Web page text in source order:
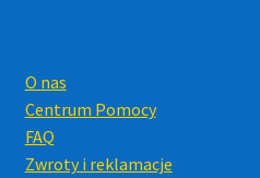
O nas
Centrum Pomocy
FAQ
Zwroty i reklamacje